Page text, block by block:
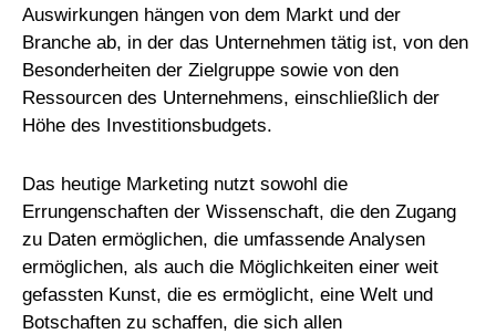
Auswirkungen hängen von dem Markt und der
Branche ab, in der das Unternehmen tätig ist, von den
Besonderheiten der Zielgruppe sowie von den
Ressourcen des Unternehmens, einschließlich der
Höhe des Investitionsbudgets.
Das heutige Marketing nutzt sowohl die
Errungenschaften der Wissenschaft, die den Zugang
zu Daten ermöglichen, die umfassende Analysen
ermöglichen, als auch die Möglichkeiten einer weit
gefassten Kunst, die es ermöglicht, eine Welt und
Botschaften zu schaffen, die sich allen